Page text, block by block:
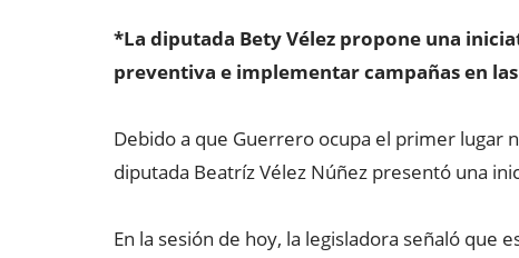
*La diputada Bety Vélez propone una
preventiva e implementar campañas en las
Debido a que Guerrero ocupa el primer lugar
diputada Beatríz Vélez Núñez presentó una
En la sesión de hoy, la legisladora señaló que